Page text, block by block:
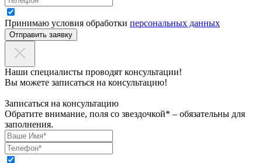
Принимаю условия обработки персональных данных
Отправить заявку
Наши специалисты проводят консультации!
Вы можете записаться на консультацию!
Записаться на консультацию
Обратите внимание, поля со звездочкой* – обязательны для
заполнения.